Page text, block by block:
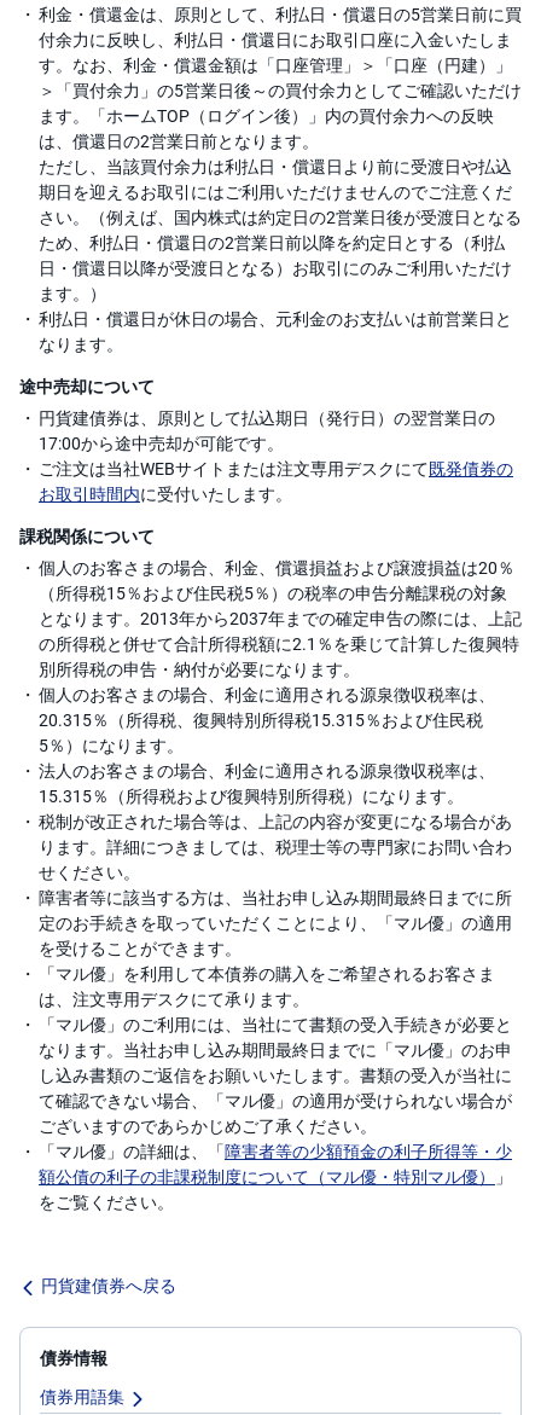
利金・償還金は、原則として、利払日・償還日の5営業日前に買
付余力に反映し、利払日・償還日にお取引口座に入金いたしま
す。なお、利金・償還金額は「口座管理」＞「口座（円建）」
＞「買付余力」の5営業日後～の買付余力としてご確認いただけ
ます。「ホームTOP（ログイン後）」内の買付余力への反映
は、償還日の2営業日前となります。
ただし、当該買付余力は利払日・償還日より前に受渡日や払込
期日を迎えるお取引にはご利用いただけませんのでご注意くだ
さい。（例えば、国内株式は約定日の2営業日後が受渡日となる
ため、利払日・償還日の2営業日前以降を約定日とする（利払
日・償還日以降が受渡日となる）お取引にのみご利用いただけ
ます。）
利払日・償還日が休日の場合、元利金のお支払いは前営業日と
なります。
途中売却について
円貨建債券は、原則として払込期日（発行日）の翌営業日の
17:00から途中売却が可能です。
ご注文は当社WEBサイトまたは注文専用デスクにて既発債券の
お取引時間内に受付いたします。
課税関係について
個人のお客さまの場合、利金、償還損益および譲渡損益は20％
（所得税15％および住民税5％）の税率の申告分離課税の対象
となります。2013年から2037年までの確定申告の際には、上記
の所得税と併せて合計所得税額に2.1％を乗じて計算した復興特
別所得税の申告・納付が必要になります。
個人のお客さまの場合、利金に適用される源泉徴収税率は、
20.315％（所得税、復興特別所得税15.315％および住民税
5％）になります。
法人のお客さまの場合、利金に適用される源泉徴収税率は、
15.315％（所得税および復興特別所得税）になります。
税制が改正された場合等は、上記の内容が変更になる場合があ
ります。詳細につきましては、税理士等の専門家にお問い合わ
せください。
障害者等に該当する方は、当社お申し込み期間最終日までに所
定のお手続きを取っていただくことにより、「マル優」の適用
を受けることができます。
「マル優」を利用して本債券の購入をご希望されるお客さま
は、注文専用デスクにて承ります。
「マル優」のご利用には、当社にて書類の受入手続きが必要と
なります。当社お申し込み期間最終日までに「マル優」のお申
し込み書類のご返信をお願いいたします。書類の受入が当社に
て確認できない場合、「マル優」の適用が受けられない場合が
ございますのであらかじめご了承ください。
「マル優」の詳細は、「障害者等の少額預金の利子所得等・少
額公債の利子の非課税制度について（マル優・特別マル優）
」
をご覧ください。
円貨建債券へ戻る
債券情報
債券用語集